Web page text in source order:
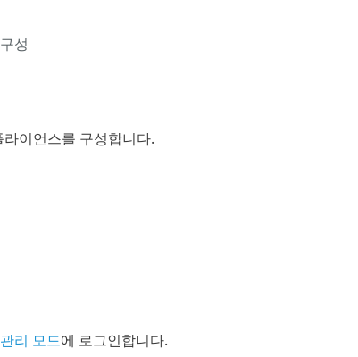
성
이언스를 구성합니다.
관리 모드에 로그인합니다.